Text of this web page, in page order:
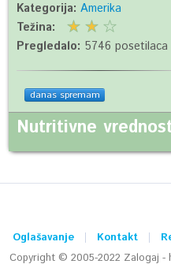
Kategorija:Amerika
Težina:
Pregledalo: 5746 posetilaca
danas spremam
Nutritivne
Oglašavanje Kontakt
Copyright © 2005-2022 Zalogaj -